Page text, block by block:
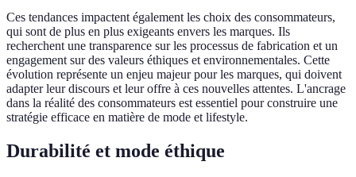
Ces tendances impactent également les choix des consommateurs,
qui sont de plus en plus exigeants envers les marques. Ils
recherchent une transparence sur les processus de fabrication et un
engagement sur des valeurs éthiques et environnementales. Cette
évolution représente un enjeu majeur pour les marques, qui doivent
adapter leur discours et leur offre à ces nouvelles attentes. L'ancrage
dans la réalité des consommateurs est essentiel pour construire une
stratégie efficace en matière de mode et lifestyle.
Durabilité et mode éthique